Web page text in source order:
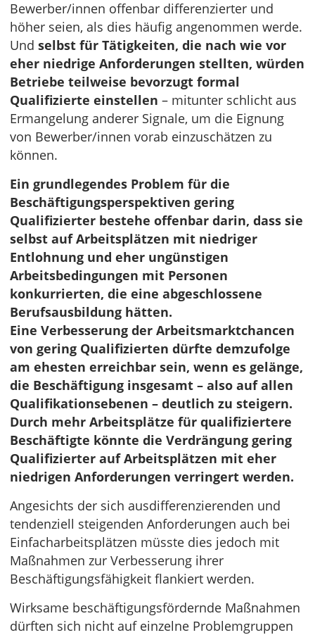
Bewerber/innen offenbar differenzierter und
höher seien, als dies häufig angenommen werde.
Und selbst für Tätigkeiten, die nach wie vor
eher niedrige Anforderungen stellten, würden
Betriebe teilweise bevorzugt formal
Qualifizierte einstellen – mitunter schlicht aus
Ermangelung anderer Signale, um die Eignung
von Bewerber/innen vorab einzuschätzen zu
können.
Ein grundlegendes Problem für die
Beschäftigungsperspektiven gering
Qualifizierter bestehe offenbar darin, dass sie
selbst auf Arbeitsplätzen mit niedriger
Entlohnung und eher ungünstigen
Arbeitsbedingungen mit Personen
konkurrierten, die eine abgeschlossene
Berufsausbildung hätten.
Eine Verbesserung der Arbeitsmarktchancen
von gering Qualifizierten dürfte demzufolge
am ehesten erreichbar sein, wenn es gelänge,
die Beschäftigung insgesamt – also auf allen
Qualifikationsebenen – deutlich zu steigern.
Durch mehr Arbeitsplätze für qualifiziertere
Beschäftigte könnte die Verdrängung gering
Qualifizierter auf Arbeitsplätzen mit eher
niedrigen Anforderungen verringert werden.
Angesichts der sich ausdifferenzierenden und
tendenziell steigenden Anforderungen auch bei
Einfacharbeitsplätzen müsste dies jedoch mit
Maßnahmen zur Verbesserung ihrer
Beschäftigungsfähigkeit flankiert werden.
Wirksame beschäftigungsfördernde Maßnahmen
dürften sich nicht auf einzelne Problemgruppen